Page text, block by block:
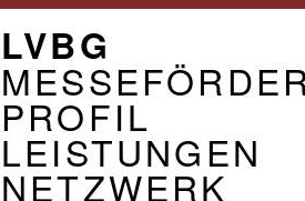
NAVIGATION
VERBAND
LVBG
PROFIL
LEISTUNGEN
NETZWERK